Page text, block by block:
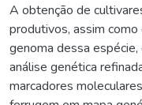
A obtenção de
produtivos, assim
genoma dessa
análise genética
marcadores